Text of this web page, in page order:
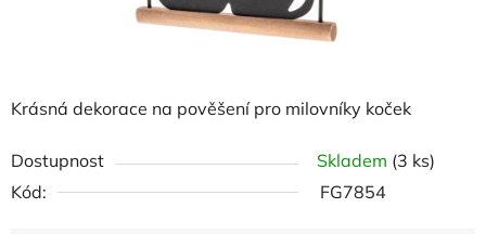
Krásná dekorace na pověšení pro milovníky koček
Dostupnost Skladem (3 ks)
Kód:
FG7854